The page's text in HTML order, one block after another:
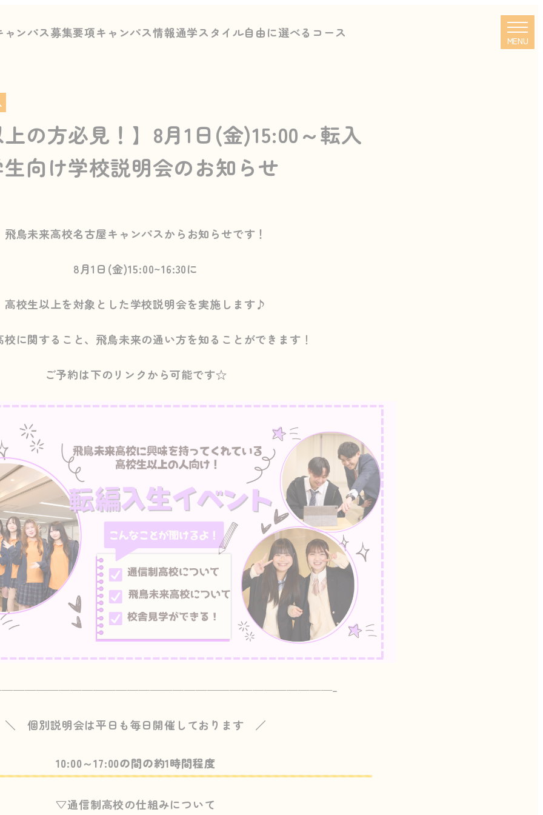
ャンパス募集要項キャンパス情報通学スタイル自由に選べるコース
MENU
の方必見！】8月1日(金)15:00～転入
向け学校説明会のお知らせ
飛鳥未来高校名古屋キャンパスからお知らせです！
8月1日(金)15:00~16:30に
高校生以上を対象とした学校説明会を実施します♪
校に関すること、飛鳥未来の通い方を知ることができます ！
ご予約は下のリンクから可能です☆
＼ 個別説明会は平日も毎日開催しております ／
10:00～17:00の間の約1時間程度
▽通信制高校の仕組みについて